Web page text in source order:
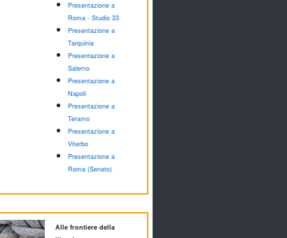
Presentazione a
Roma - Studio 33
Presentazione a
Tarquinia
Presentazione a
Salerno
Presentazione a
Napoli
Presentazione a
Teramo
Presentazione a
Viterbo
Presentazione a
Roma (Senato)
Alle frontiere della